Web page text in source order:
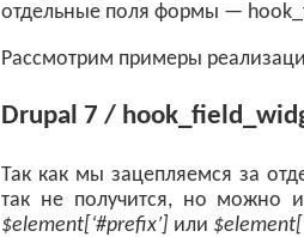
отдельные поля формы —
Рассмотрим примеры
Drupal 7 /
Так как мы зацепляемся за
так не получится, но можно
$element[‘#prefix’] или